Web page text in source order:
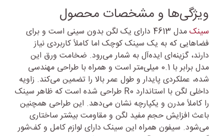
ویژگی‌ها و مشخصات محصول
سینک
مدل 4613 دارای یک لگن بدون سینی است و برای
فضاهایی که به یک سینک کوچک اما کاملاً کاربردی نیاز
دارند، گزینه‌ای ایده‌آل به شمار می‌رود. ضخامت ورق این
مدل برابر با 0.1 میلی‌متر است و همراه با طراحی مهندسی
شده، عملکردی پایدار و طول عمر بالا را تضمین می‌کند. زاویه
داخلی لگن با استاندارد R0 طراحی شده است که ظاهر سینک
را کاملاً مدرن و یکپارچه نشان می‌دهد. این طراحی همچنین
باعث افزایش حجم مفید لگن و مقاومت بیشتر ساختاری
می‌شود. سیفون همراه این سینک دارای لوازم کامل و کف‌شور